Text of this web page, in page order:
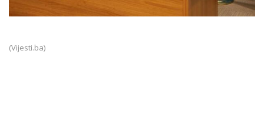
(Vijesti.ba)